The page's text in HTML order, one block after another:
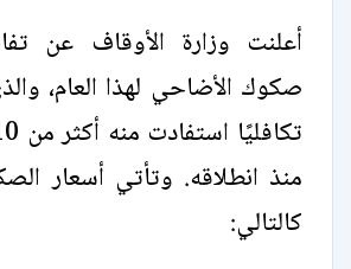
أعلنت وزارة الأوقاف عن
صكوك الأضاحي لهذا العام،
منذ انطلاقه. وتأتي أسعار
كالتالي: